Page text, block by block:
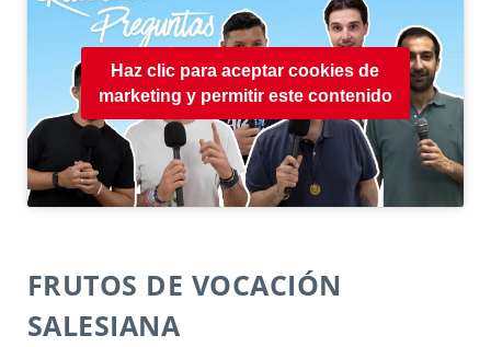
Haz clic para aceptar cookies de
marketing y permitir este contenido
FRUTOS DE VOCACIÓN
SALESIANA